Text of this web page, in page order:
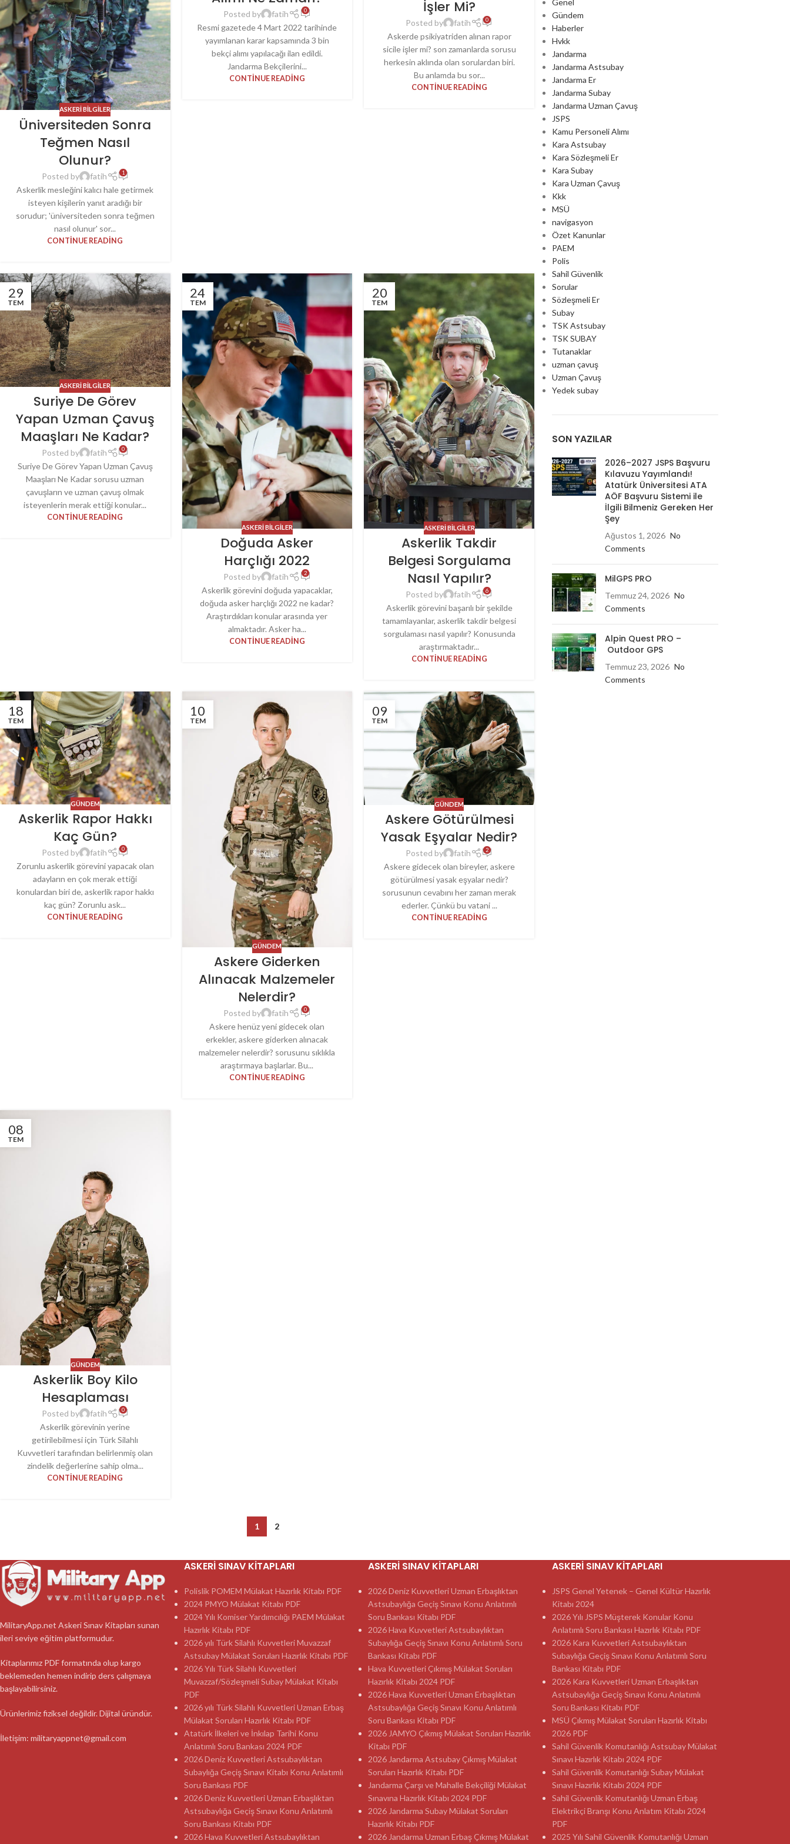
ASKERI BILGILER
Üniversiteden Sonra
Teğmen Nasıl
Olunur?
Posted by fatih 1
Askerlik mesleğini kalıcı hale getirmek
isteyen kişilerin yanıt aradığı bir
sorudur; 'üniversiteden sonra teğmen
nasıl olunur' sor...
CONTINUE READING
Posted by fatih 0
Resmi gazetede 4 Mart 2022 tarihinde
yayımlanan karar kapsamında 3 bin
bekçi alımı yapılacağı ilan edildi.
Jandarma Bekçilerini...
CONTINUE READING
İşler Mi?
Posted by fatih 0
Askerde psikiyatriden alınan rapor
sicile işler mi? son zamanlarda sorusu
herkesin aklında olan sorulardan biri.
Bu anlamda bu sor...
CONTINUE READING
29
TEM
ASKERI BILGILER
Suriye De Görev
Yapan Uzman Çavuş
Maaşları Ne Kadar?
Posted by fatih 0
Suriye De Görev Yapan Uzman Çavuş
Maaşları Ne Kadar sorusu uzman
çavuşların ve uzman çavuş olmak
isteyenlerin merak ettiği konular...
CONTINUE READING
24
TEM
ASKERI BILGILER
Doğuda Asker
Harçlığı 2022
Posted by fatih 2
Askerlik görevini doğuda yapacaklar,
doğuda asker harçlığı 2022 ne kadar?
Araştırdıkları konular arasında yer
almaktadır. Asker ha...
CONTINUE READING
20
TEM
ASKERI BILGILER
Askerlik Takdir
Belgesi Sorgulama
Nasıl Yapılır?
Posted by fatih 6
Askerlik görevini başarılı bir şekilde
tamamlayanlar, askerlik takdir belgesi
sorgulaması nasıl yapılır? Konusunda
araştırmaktadır...
CONTINUE READING
18
TEM
GÜNDEM
Askerlik Rapor Hakkı
Kaç Gün?
Posted by fatih 0
Zorunlu askerlik görevini yapacak olan
adayların en çok merak ettiği
konulardan biri de, askerlik rapor hakkı
kaç gün? Zorunlu ask...
CONTINUE READING
10
TEM
GÜNDEM
Askere Giderken
Alınacak Malzemeler
Nelerdir?
Posted by fatih 0
Askere henüz yeni gidecek olan
erkekler, askere giderken alınacak
malzemeler nelerdir? sorusunu sıklıkla
araştırmaya başlarlar. Bu...
CONTINUE READING
09
TEM
GÜNDEM
Askere Götürülmesi
Yasak Eşyalar Nedir?
Posted by fatih 2
Askere gidecek olan bireyler, askere
götürülmesi yasak eşyalar nedir?
sorusunun cevabını her zaman merak
ederler. Çünkü bu vatani ...
CONTINUE READING
08
TEM
GÜNDEM
Askerlik Boy Kilo
Hesaplaması
Posted by fatih 0
Askerlik görevinin yerine
getirilebilmesi için Türk Silahlı
Kuvvetleri tarafından belirlenmiş olan
zindelik değerlerine sahip olma...
CONTINUE READING
1 2
Genel
Gündem
Haberler
Hvkk
Jandarma
Jandarma Astsubay
Jandarma Er
Jandarma Subay
Jandarma Uzman Çavuş
JSPS
Kamu Personeli Alımı
Kara Astsubay
Kara Sözleşmeli Er
Kara Subay
Kara Uzman Çavuş
Kkk
MSÜ
navigasyon
Özet Kanunlar
PAEM
Polis
Sahil Güvenlik
Sorular
Sözleşmeli Er
Subay
TSK Astsubay
TSK SUBAY
Tutanaklar
uzman çavuş
Uzman Çavuş
Yedek subay
SON YAZILAR
2026–2027 JSPS Başvuru
Kılavuzu Yayımlandı!
Atatürk Üniversitesi ATA
AÖF Başvuru Sistemi ile
İlgili Bilmeniz Gereken Her
Şey
Ağustos 1, 2026 No
Comments
MilGPS PRO
Temmuz 24, 2026 No
Comments
Alpin Quest PRO –
Outdoor GPS
Temmuz 23, 2026 No
Comments
MilitaryApp.net Askeri Sınav Kitapları sunan
ileri seviye eğitim platformudur.
Kitaplarımız PDF formatında olup kargo
beklemeden hemen indirip ders çalışmaya
başlayabilirsiniz.
Ürünlerimiz fiziksel değildir. Dijital üründür.
İletişim: militaryappnet@gmail.com
ASKERI SINAV KITAPLARI
Polislik POMEM Mülakat Hazırlık Kitabı PDF
2024 PMYO Mülakat Kitabı PDF
2024 Yılı Komiser Yardımcılığı PAEM Mülakat
Hazırlık Kitabı PDF
2026 yılı Türk Silahlı Kuvvetleri Muvazzaf
Astsubay Mülakat Soruları Hazırlık Kitabı PDF
2026 Yılı Türk Silahlı Kuvvetleri
Muvazzaf/Sözleşmeli Subay Mülakat Kitabı
PDF
2026 yılı Türk Silahlı Kuvvetleri Uzman Erbaş
Mülakat Soruları Hazırlık Kitabı PDF
Atatürk İlkeleri ve İnkılap Tarihi Konu
Anlatımlı Soru Bankası 2024 PDF
2026 Deniz Kuvvetleri Astsubaylıktan
Subaylığa Geçiş Sınavı Kitabı Konu Anlatımlı
Soru Bankası PDF
2026 Deniz Kuvvetleri Uzman Erbaşlıktan
Astsubaylığa Geçiş Sınavı Konu Anlatımlı
Soru Bankası Kitabı PDF
2026 Hava Kuvvetleri Astsubaylıktan
ASKERI SINAV KITAPLARI
2026 Deniz Kuvvetleri Uzman Erbaşlıktan
Astsubaylığa Geçiş Sınavı Konu Anlatımlı
Soru Bankası Kitabı PDF
2026 Hava Kuvvetleri Astsubaylıktan
Subaylığa Geçiş Sınavı Konu Anlatımlı Soru
Bankası Kitabı PDF
Hava Kuvvetleri Çıkmış Mülakat Soruları
Hazırlık Kitabı 2024 PDF
2026 Hava Kuvvetleri Uzman Erbaşlıktan
Astsubaylığa Geçiş Sınavı Konu Anlatımlı
Soru Bankası Kitabı PDF
2026 JAMYO Çıkmış Mülakat Soruları Hazırlık
Kitabı PDF
2026 Jandarma Astsubay Çıkmış Mülakat
Soruları Hazırlık Kitabı PDF
Jandarma Çarşı ve Mahalle Bekçiliği Mülakat
Sınavına Hazırlık Kitabı 2024 PDF
2026 Jandarma Subay Mülakat Soruları
Hazırlık Kitabı PDF
2026 Jandarma Uzman Erbaş Çıkmış Mülakat
ASKERI SINAV KITAPLARI
JSPS Genel Yetenek – Genel Kültür Hazırlık
Kitabı 2024
2026 Yılı JSPS Müşterek Konular Konu
Anlatımlı Soru Bankası Hazırlık Kitabı PDF
2026 Kara Kuvvetleri Astsubaylıktan
Subaylığa Geçiş Sınavı Konu Anlatımlı Soru
Bankası Kitabı PDF
2026 Kara Kuvvetleri Uzman Erbaşlıktan
Astsubaylığa Geçiş Sınavı Konu Anlatımlı
Soru Bankası Kitabı PDF
MSÜ Çıkmış Mülakat Soruları Hazırlık Kitabı
2026 PDF
Sahil Güvenlik Komutanlığı Astsubay Mülakat
Sınavı Hazırlık Kitabı 2024 PDF
Sahil Güvenlik Komutanlığı Subay Mülakat
Sınavı Hazırlık Kitabı 2024 PDF
Sahil Güvenlik Komutanlığı Uzman Erbaş
Elektrikçi Branşı Konu Anlatım Kitabı 2024
PDF
2025 Yılı Sahil Güvenlik Komutanlığı Uzman